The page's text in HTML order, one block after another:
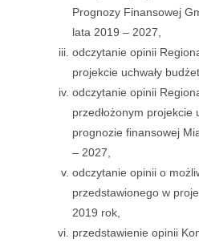
Prognozy Finansowej
lata 2019 – 2027,
odczytanie opinii
projekcie uchwały
odczytanie opinii
przedłożonym projekcie
prognozie finansowej
– 2027,
odczytanie opinii o
przedstawionego w
2019 rok,
przedstawienie opinii